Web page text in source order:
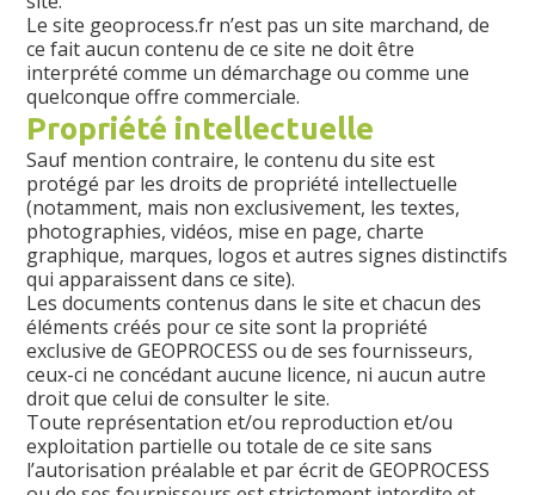
Le site geoprocess.fr n’est pas un site marchand, de
ce fait aucun contenu de ce site ne doit être
interprété comme un démarchage ou comme une
quelconque offre commerciale.
Propriété intellectuelle
Sauf mention contraire, le contenu du site est
protégé par les droits de propriété intellectuelle
(notamment, mais non exclusivement, les textes,
photographies, vidéos, mise en page, charte
graphique, marques, logos et autres signes distinctifs
qui apparaissent dans ce site).
Les documents contenus dans le site et chacun des
éléments créés pour ce site sont la propriété
exclusive de GEOPROCESS ou de ses fournisseurs,
ceux-ci ne concédant aucune licence, ni aucun autre
droit que celui de consulter le site.
Toute représentation et/ou reproduction et/ou
exploitation partielle ou totale de ce site sans
l’autorisation préalable et par écrit de GEOPROCESS